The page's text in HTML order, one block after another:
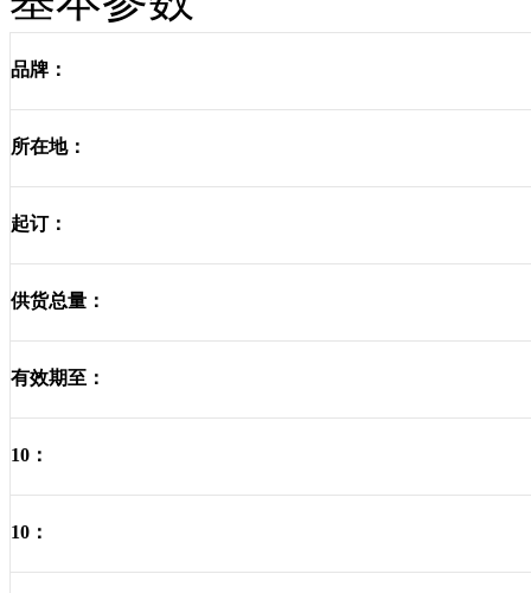
品牌：
所在地：
起订：
供货总量：
有效期至：
10：
10：